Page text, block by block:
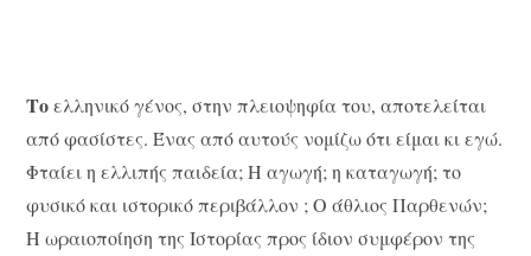
Τοελληνικό γένος, στην πλειοψηφία του, αποτελείται
από φασίστες. Ένας από αυτούς νομίζω ότι είμαι κι εγώ.
Φταίει η ελλιπής παιδεία; Η αγωγή; η καταγωγή; το
φυσικό και ιστορικό περιβάλλον ; Ο άθλιος Παρθενών;
H ωραιοποίηση της Ιστορίας προς ίδιον συμφέρον της